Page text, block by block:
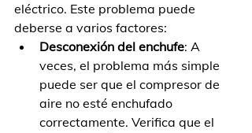
eléctrico. Este problema puede
deberse a varios factores:
Desconexión del enchufe: A
veces, el problema más simple
puede ser que el compresor de
aire no esté enchufado
correctamente. Verifica que el